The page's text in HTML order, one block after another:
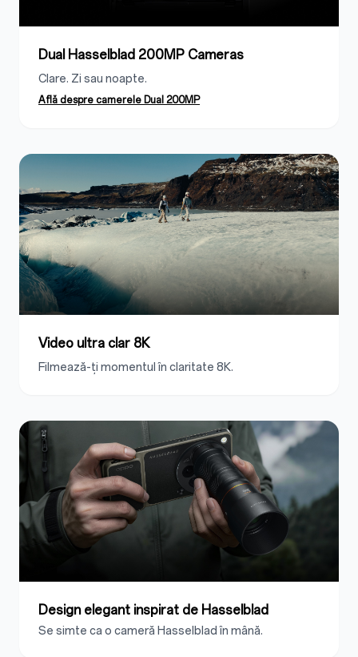
Dual Hasselblad 200MP Cameras
Clare. Zi sau noapte.
Află despre camerele Dual 200MP
Video ultra clar 8K
Filmează-ți momentul în claritate 8K.
Design elegant inspirat de Hasselblad
Se simte ca o cameră Hasselblad în mână.